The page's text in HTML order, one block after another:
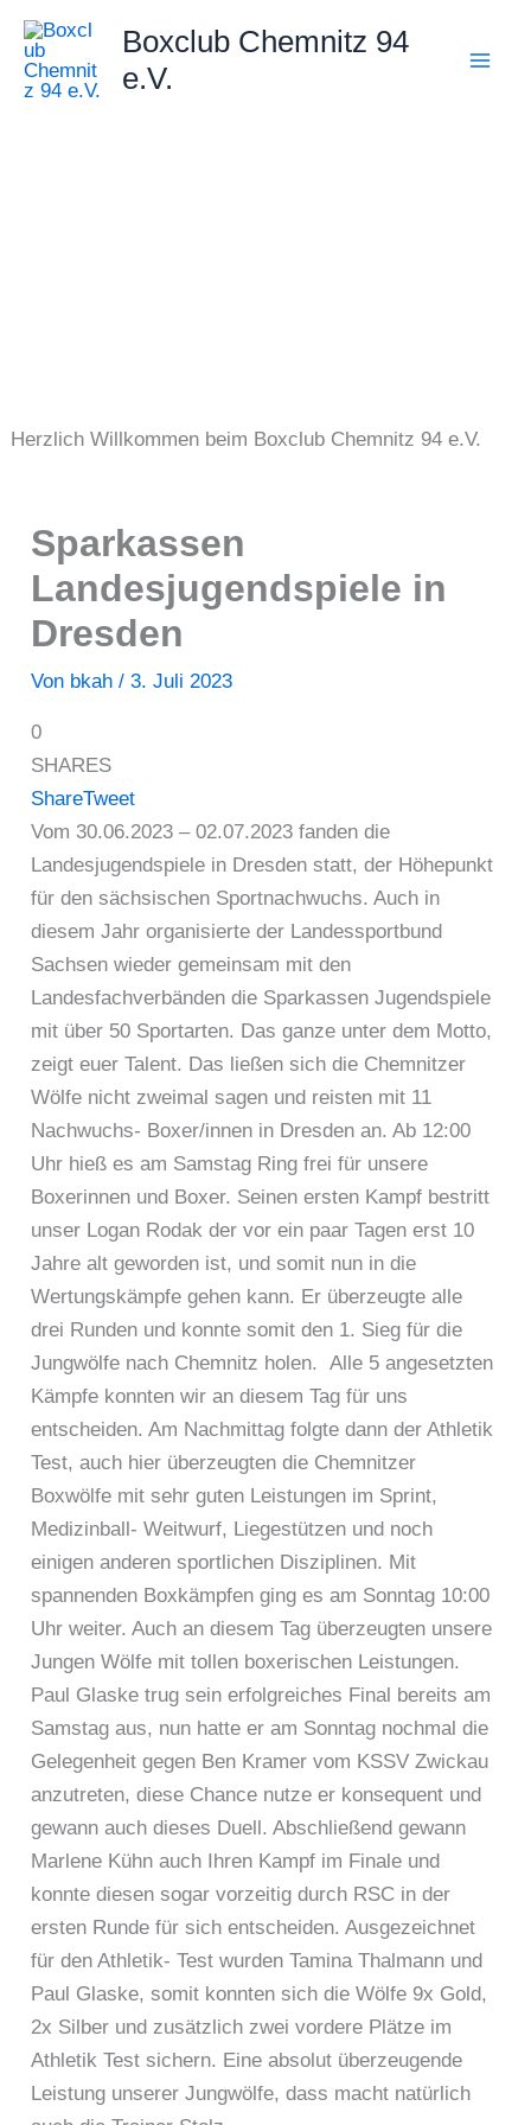
Zum
Inhalt
springen
Boxclub Chemnitz 94
e.V.
Herzlich Willkommen beim Boxclub Chemnitz 94 e.V.
Sparkassen
Landesjugendspiele in
Dresden
Von bkah/3. Juli 2023
0
SHARES
ShareTweet
Vom 30.06.2023 – 02.07.2023 fanden die
Landesjugendspiele in Dresden statt, der Höhepunkt
für den sächsischen Sportnachwuchs. Auch in
diesem Jahr organisierte der Landessportbund
Sachsen wieder gemeinsam mit den
Landesfachverbänden die Sparkassen Jugendspiele
mit über 50 Sportarten. Das ganze unter dem Motto,
zeigt euer Talent. Das ließen sich die Chemnitzer
Wölfe nicht zweimal sagen und reisten mit 11
Nachwuchs- Boxer/innen in Dresden an. Ab 12:00
Uhr hieß es am Samstag Ring frei für unsere
Boxerinnen und Boxer. Seinen ersten Kampf bestritt
unser Logan Rodak der vor ein paar Tagen erst 10
Jahre alt geworden ist, und somit nun in die
Wertungskämpfe gehen kann. Er überzeugte alle
drei Runden und konnte somit den 1. Sieg für die
Jungwölfe nach Chemnitz holen. Alle 5 angesetzten
Kämpfe konnten wir an diesem Tag für uns
entscheiden. Am Nachmittag folgte dann der Athletik
Test, auch hier überzeugten die Chemnitzer
Boxwölfe mit sehr guten Leistungen im Sprint,
Medizinball- Weitwurf, Liegestützen und noch
einigen anderen sportlichen Disziplinen. Mit
spannenden Boxkämpfen ging es am Sonntag 10:00
Uhr weiter. Auch an diesem Tag überzeugten unsere
Jungen Wölfe mit tollen boxerischen Leistungen.
Paul Glaske trug sein erfolgreiches Final bereits am
Samstag aus, nun hatte er am Sonntag nochmal die
Gelegenheit gegen Ben Kramer vom KSSV Zwickau
anzutreten, diese Chance nutze er konsequent und
gewann auch dieses Duell. Abschließend gewann
Marlene Kühn auch Ihren Kampf im Finale und
konnte diesen sogar vorzeitig durch RSC in der
ersten Runde für sich entscheiden. Ausgezeichnet
für den Athletik- Test wurden Tamina Thalmann und
Paul Glaske, somit konnten sich die Wölfe 9x Gold,
2x Silber und zusätzlich zwei vordere Plätze im
Athletik Test sichern. Eine absolut überzeugende
Leistung unserer Jungwölfe, dass macht natürlich